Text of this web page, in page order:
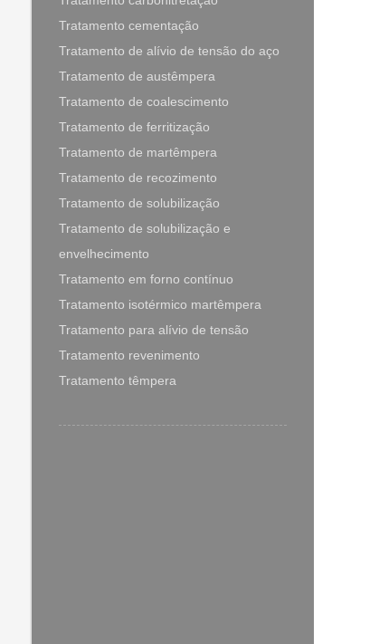
Tratamento cementação
Tratamento de alívio de tensão do aço
Tratamento de austêmpera
Tratamento de coalescimento
Tratamento de ferritização
Tratamento de martêmpera
Tratamento de recozimento
Tratamento de solubilização
Tratamento de solubilização e
envelhecimento
Tratamento em forno contínuo
Tratamento isotérmico martêmpera
Tratamento para alívio de tensão
Tratamento revenimento
Tratamento têmpera